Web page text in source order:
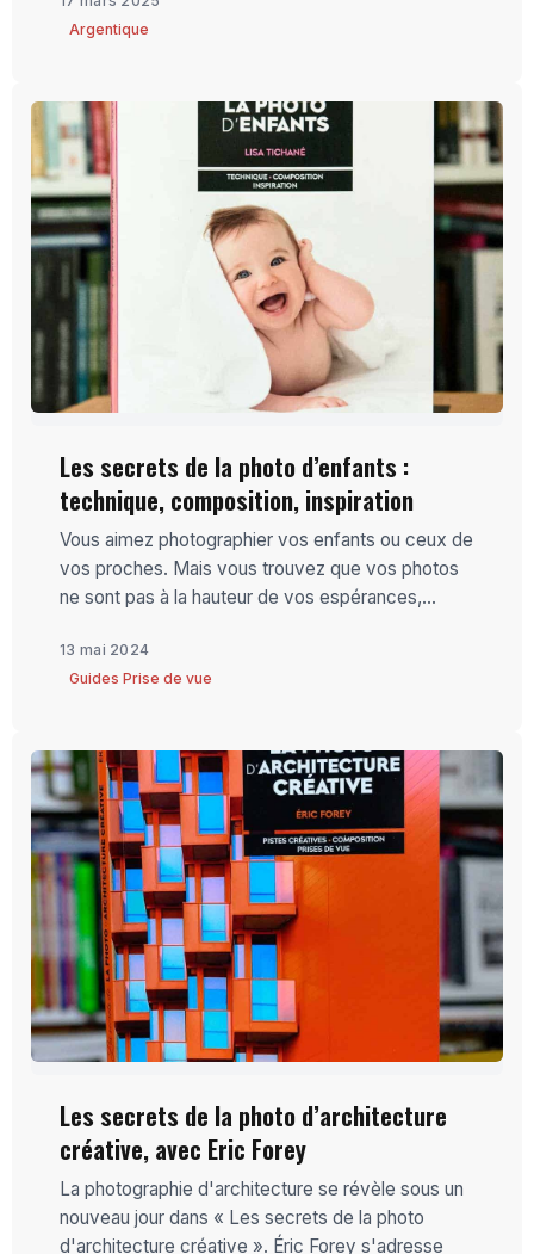
Argentique
Les secrets de la photo d’enfants :
technique, composition, inspiration
Vous aimez photographier vos enfants ou ceux de
vos proches. Mais vous trouvez que vos photos
ne sont pas à la hauteur de vos espérances,...
13 mai 2024
Guides Prise de vue
Les secrets de la photo d’architecture
créative, avec Eric Forey
La photographie d'architecture se révèle sous un
nouveau jour dans « Les secrets de la photo
d'architecture créative ». Éric Forey s'adresse